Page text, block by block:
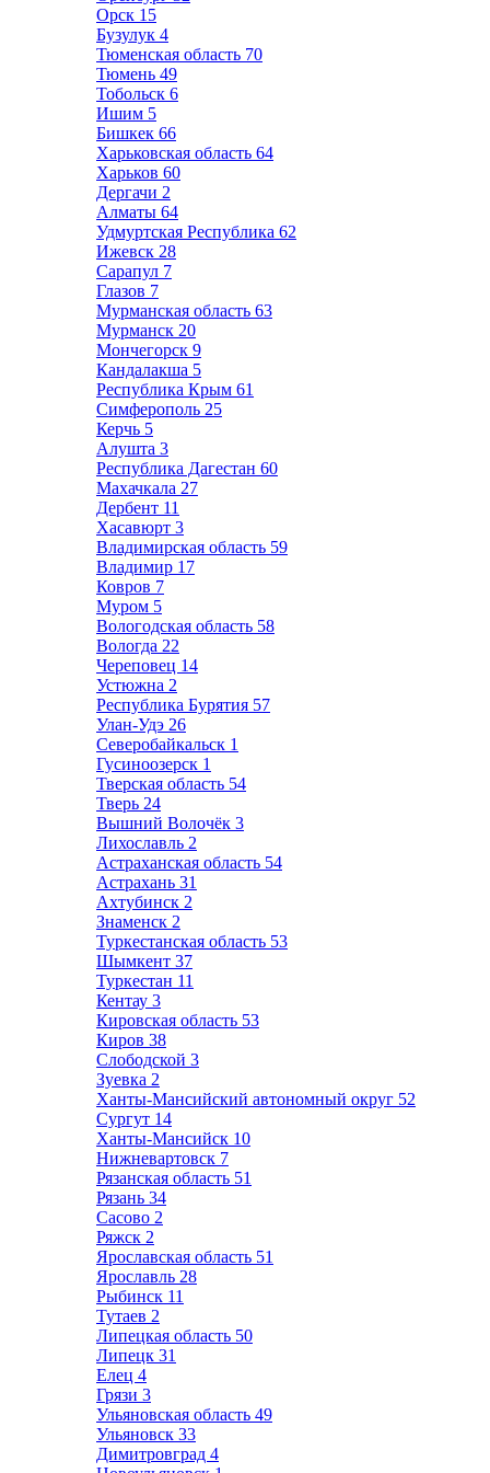
Орск 15
Бузулук 4
Тюменская область 70
Тюмень 49
Тобольск 6
Ишим 5
Бишкек 66
Харьковская область 64
Харьков 60
Дергачи 2
Алматы 64
Удмуртская Республика 62
Ижевск 28
Сарапул 7
Глазов 7
Мурманская область 63
Мурманск 20
Мончегорск 9
Кандалакша 5
Республика Крым 61
Симферополь 25
Керчь 5
Алушта 3
Республика Дагестан 60
Махачкала 27
Дербент 11
Хасавюрт 3
Владимирская область 59
Владимир 17
Ковров 7
Муром 5
Вологодская область 58
Вологда 22
Череповец 14
Устюжна 2
Республика Бурятия 57
Улан-Удэ 26
Северобайкальск 1
Гусиноозерск 1
Тверская область 54
Тверь 24
Вышний Волочёк 3
Лихославль 2
Астраханская область 54
Астрахань 31
Ахтубинск 2
Знаменск 2
Туркестанская область 53
Шымкент 37
Туркестан 11
Кентау 3
Кировская область 53
Киров 38
Слободской 3
Зуевка 2
Ханты-Мансийский автономный округ 52
Сургут 14
Ханты-Мансийск 10
Нижневартовск 7
Рязанская область 51
Рязань 34
Сасово 2
Ряжск 2
Ярославская область 51
Ярославль 28
Рыбинск 11
Тутаев 2
Липецкая область 50
Липецк 31
Елец 4
Грязи 3
Ульяновская область 49
Ульяновск 33
Димитровград 4